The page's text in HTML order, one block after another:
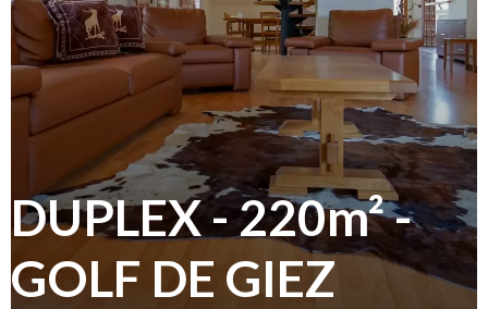
DUPLEX - 220m² -
GOLF DE GIEZ